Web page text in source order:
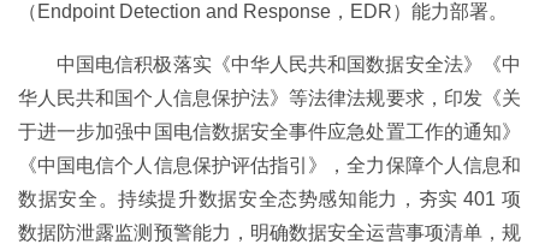
（Endpoint Detection and Response，EDR）能力部署。
中国电信积极落实《中华人民共和国数据安全法》《中
华人民共和国个人信息保护法》等法律法规要求，印发《关
于进一步加强中国电信数据安全事件应急处置工作的通知》
《中国电信个人信息保护评估指引》，全力保障个人信息和
数据安全。持续提升数据安全态势感知能力，夯实 401 项
数据防泄露监测预警能力，明确数据安全运营事项清单，规